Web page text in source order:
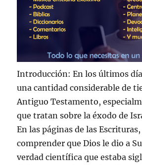
Introducción: En los últimos
una cantidad considerable de
Antiguo Testamento,
que tratan sobre la éxodo de
En las páginas de las
comprender que Dios le dio a
verdad científica que estaba